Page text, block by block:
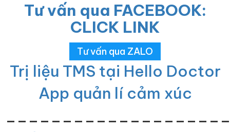
Tư vấn qua FACEBOOK:
CLICK LINK
Tư vấn qua ZALO
Trị liệu TMS tại Hello Doctor
App quản lí cảm xúc